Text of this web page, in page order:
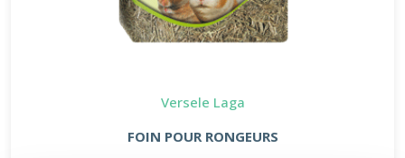
Versele Laga
FOIN POUR RONGEURS